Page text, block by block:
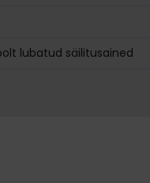
lubatud säilitusained